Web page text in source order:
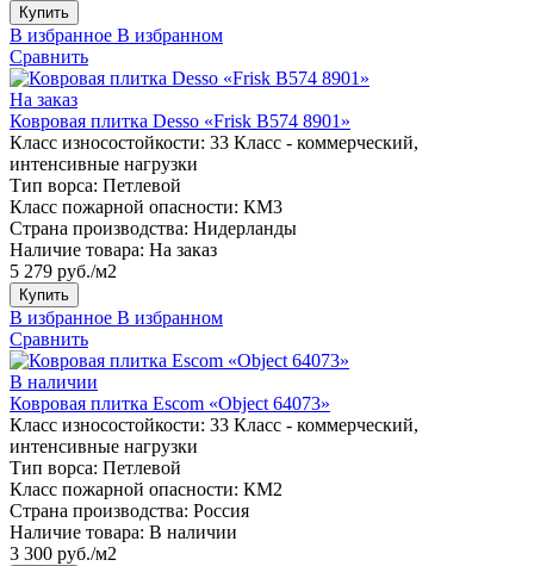
Купить
В избранное В избранном
Сравнить
На заказ
Ковровая плитка Desso «Frisk B574 8901»
Класс износостойкости: 33 Класс - коммерческий,
интенсивные нагрузки
Тип ворса: Петлевой
Класс пожарной опасности: КМ3
Страна производства: Нидерланды
Наличие товара: На заказ
5 279 руб./м2
Купить
В избранное В избранном
Сравнить
В наличии
Ковровая плитка Escom «Object 64073»
Класс износостойкости: 33 Класс - коммерческий,
интенсивные нагрузки
Тип ворса: Петлевой
Класс пожарной опасности: КМ2
Страна производства: Россия
Наличие товара: В наличии
3 300 руб./м2